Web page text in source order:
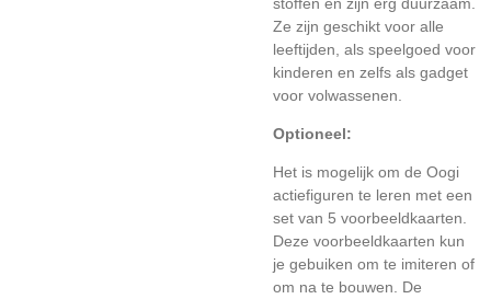
Ze zijn geschikt voor alle
leeftijden, als speelgoed voor
kinderen en zelfs als gadget
voor volwassenen.
Optioneel:
Het is mogelijk om de Oogi
actiefiguren te leren met een
set van 5 voorbeeldkaarten.
Deze voorbeeldkaarten kun
je gebuiken om te imiteren of
om na te bouwen. De